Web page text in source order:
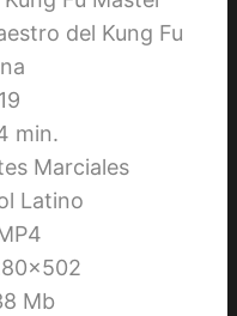
del Kung Fu
min.
Marciales
Latino
Mb